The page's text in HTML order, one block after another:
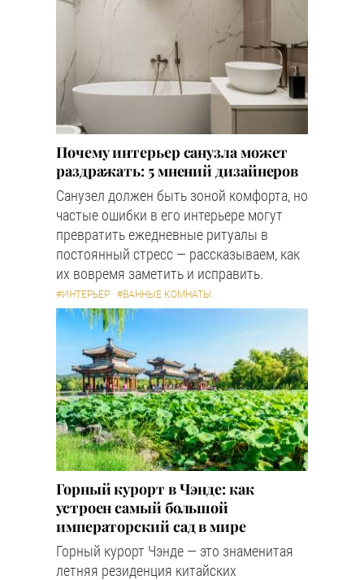
Почему интерьер санузла может
раздражать: 5 мнений дизайнеров
Санузел должен быть зоной комфорта, но
частые ошибки в его интерьере могут
превратить ежедневные ритуалы в
постоянный стресс — рассказываем, как
их вовремя заметить и исправить.
#ИНТЕРЬЕР #ВАННЫЕ КОМНАТЫ
Горный курорт в Чэнде: как
устроен самый большой
императорский сад в мире
Горный курорт Чэнде — это знаменитая
летняя резиденция китайских